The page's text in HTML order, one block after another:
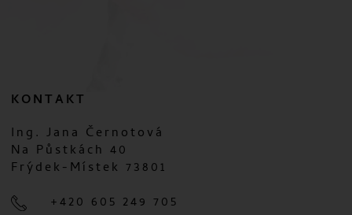
KONTAKT
Ing. Jana Černotová
Na Půstkách 40
Frýdek-Místek 73801
+420 605 249 705